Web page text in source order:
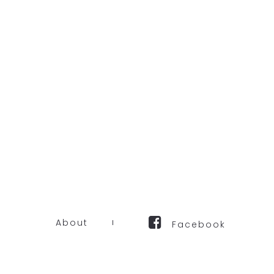
About Facebook